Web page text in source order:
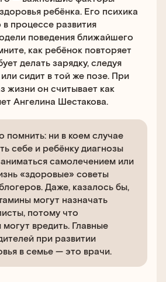
ребёнка. Его психика
в процессе развития
поведения ближайшего
как ребёнок повторяет
делать зарядку, следуя
сидит в той же позе. При
жизни он считывает как
Ангелина Шестакова.
помнить: ни в коем случае
себе и ребёнку диагнозы
самолечением или
«здоровые» советы
Даже, казалось бы,
могут назначать
потому что
вредить. Главные
при развитии
в семье — это врачи.